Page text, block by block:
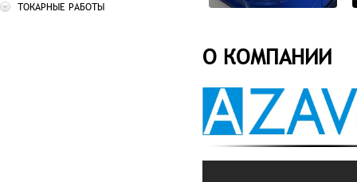
ТОКАРНЫЕ РАБОТЫ
О КОМПАНИИ